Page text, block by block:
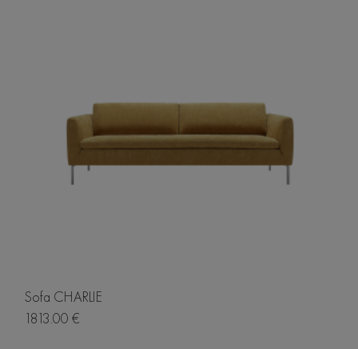
Sofa CHARLIE
1813.00 €